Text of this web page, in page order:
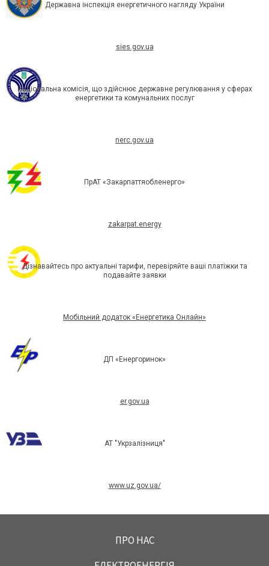
Державна інспекція енергетичного нагляду України
sies.gov.ua
Національна комісія, що здійснює державне регулювання у сферах
енергетики та комунальних послуг
nerc.gov.ua
ПрАТ «Закарпаттяобленерго»
zakarpat.energy
Дізнавайтесь про актуальні тарифи, перевіряйте ваші платіжки та
подавайте заявки
Мобільний додаток «Енергетика Онлайн»
ДП «Енергоринок»
er.gov.ua
АТ "Укрзалізниця"
www.uz.gov.ua/
ПРО НАС